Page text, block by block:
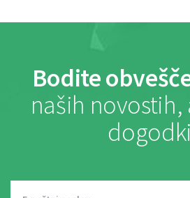
Bodite
naših novostih,